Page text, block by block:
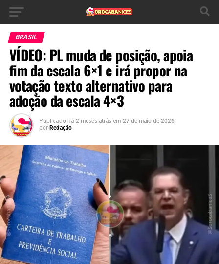
BRASIL
VÍDEO: PL muda de posição, apoia
fim da escala 6×1 e irá propor na
votação texto alternativo para
adoção da escala 4×3
Publicado há 2 meses atrás em 27 de maio de 2026
por Redação